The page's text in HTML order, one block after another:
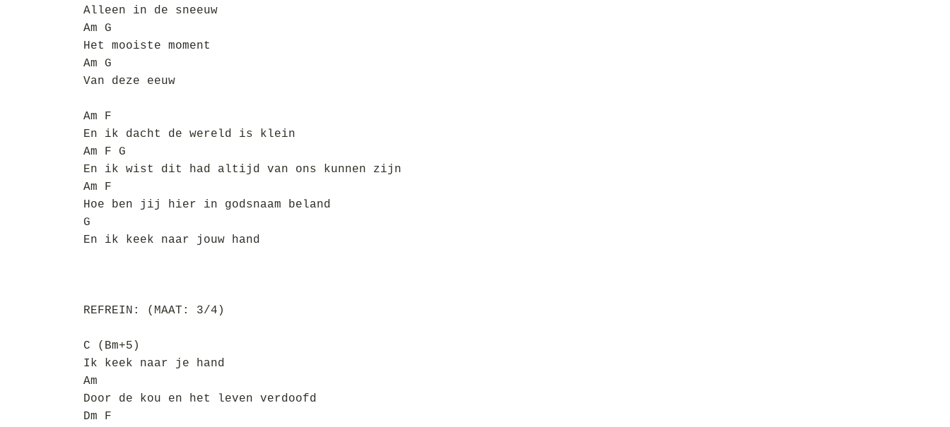
Alleen in de sneeuw
Am G
Het mooiste moment
Am G
Van deze eeuw
Am F
En ik dacht de wereld is klein
Am F G
En ik wist dit had altijd van ons kunnen zijn
Am F
Hoe ben jij hier in godsnaam beland
G
En ik keek naar jouw hand
REFREIN: (MAAT: 3/4)
C (Bm+5)
Ik keek naar je hand
Am
Door de kou en het leven verdoofd
Dm F